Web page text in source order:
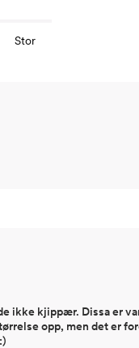
Stor
ikke kjippær. Dissa er
opp, men det er